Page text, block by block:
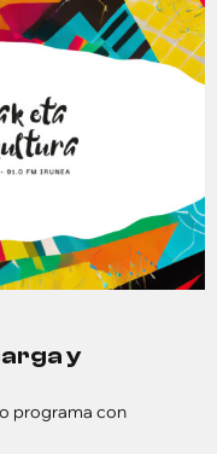
programa con